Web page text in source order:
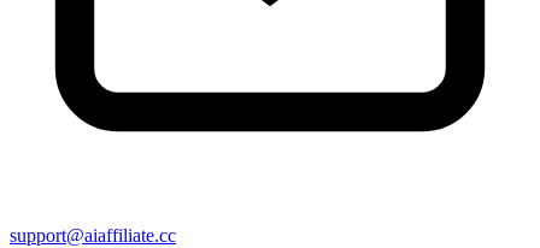
support@aiaffiliate.cc